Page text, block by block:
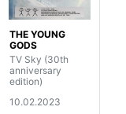
THE YOUNG
GODS
TV Sky (30th
anniversary
edition)
10.02.2023